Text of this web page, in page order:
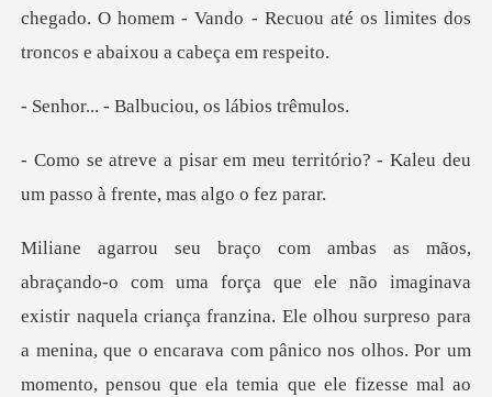
chegado. O homem - Vando - Recuou até os li
Balbuciou, os
território? - Kaleu deu
um passo
nava
existir naquela criança franzina. Ele olhou surpreso para
a menina, que o encarava